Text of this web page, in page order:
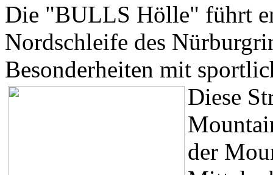
Die "BULLS Hölle" führt
Nordschleife des
Besonderheiten mit
Diese
der